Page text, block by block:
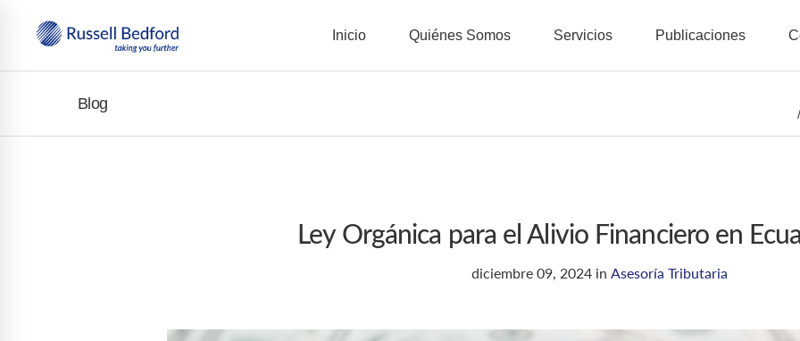
Inicio Quiénes Somos Servicios Publicaciones
Blog
Ley Orgánica para el Alivio Financiero en
diciembre 09, 2024 inAsesoría Tributaria